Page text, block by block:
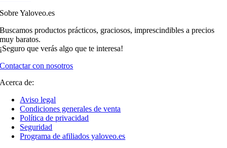
Sobre Yaloveo.es
Buscamos productos prácticos, graciosos, imprescindibles a precios
muy baratos.
¡Seguro que verás algo que te interesa!
Contactar con nosotros
Acerca de:
Aviso legal
Condiciones generales de venta
Política de privacidad
Seguridad
Programa de afiliados yaloveo.es